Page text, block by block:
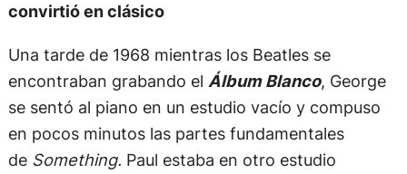
convirtió en clásico
Una tarde de 1968 mientras los Beatles se
encontraban grabando el Álbum Blanco, George
se sentó al piano en un estudio vacío y compuso
en pocos minutos las partes fundamentales
de Something. Paul estaba en otro estudio